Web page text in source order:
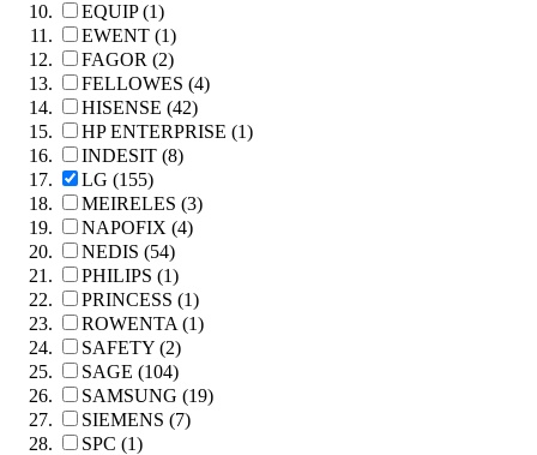
EQUIP (1)
EWENT (1)
FAGOR (2)
FELLOWES (4)
HISENSE (42)
HP ENTERPRISE (1)
INDESIT (8)
LG (155)
MEIRELES (3)
NAPOFIX (4)
NEDIS (54)
PHILIPS (1)
PRINCESS (1)
ROWENTA (1)
SAFETY (2)
SAGE (104)
SAMSUNG (19)
SIEMENS (7)
SPC (1)